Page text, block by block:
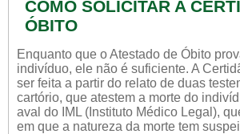
COMO SOLICITAR A
ÓBITO
Enquanto que o Atestado de Óbito
indivíduo, ele não é suficiente. A
ser feita a partir do relato de duas
cartório, que atestem a morte do
aval do IML (Instituto Médico Legal),
em que a natureza da morte tem